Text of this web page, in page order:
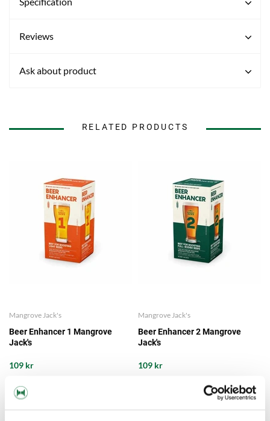
Reviews
Ask about product
RELATED PRODUCTS
Mangrove Jack's
Beer Enhancer 1 Mangrove
Jack's
109 kr
Mangrove Jack's
Beer Enhancer 2 Mangrove
Jack's
109 kr